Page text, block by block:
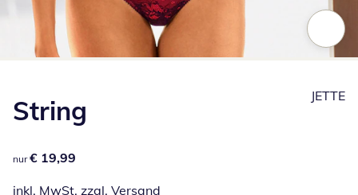
String
€ 19,99
nur € 19,99
inkl. MwSt. zzgl. Versand
JETTE